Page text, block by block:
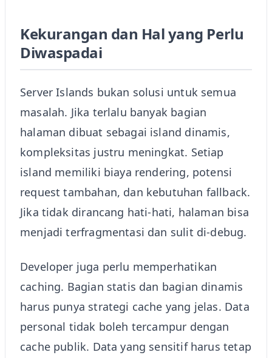
Kekurangan dan Hal yang Perlu
Diwaspadai
Server Islands bukan solusi untuk semua
masalah. Jika terlalu banyak bagian
halaman dibuat sebagai island dinamis,
kompleksitas justru meningkat. Setiap
island memiliki biaya rendering, potensi
request tambahan, dan kebutuhan fallback.
Jika tidak dirancang hati-hati, halaman bisa
menjadi terfragmentasi dan sulit di-debug.
Developer juga perlu memperhatikan
caching. Bagian statis dan bagian dinamis
harus punya strategi cache yang jelas. Data
personal tidak boleh tercampur dengan
cache publik. Data yang sensitif harus tetap